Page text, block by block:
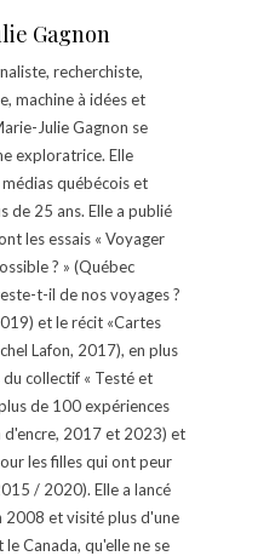
Gagnon
recherchiste,
machine à idées et
Julie Gagnon se
exploratrice. Elle
québécois et
de 25 ans. Elle a publié
les essais « Voyager
? » (Québec
t-il de nos voyages ?
et le récit «Cartes
Lafon, 2017), en plus
collectif « Testé et
de 100 expériences
d'encre, 2017 et 2023) et
les filles qui ont peur
/ 2020). Elle a lancé
2008 et visité plus d'une
Canada, qu'elle ne se